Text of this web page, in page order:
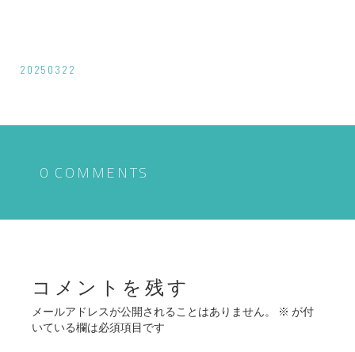
投
ナ
シ
20250322
0 COMMENTS
コメントを残す
メールアドレスが公開されることはありません。 ※ が付
いている欄は必須項目です